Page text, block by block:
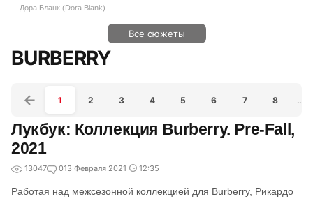
Дора Бланк (Dora Blank)
Все сюжеты
BURBERRY
1 2 3 4 5 6 7 8 …
Лукбук: Коллекция Burberry. Pre-Fall,
2021
13047 013 Февраля 2021 12:35
Работая над межсезонной коллекцией для Burberry, Рикардо